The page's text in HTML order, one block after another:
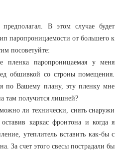
В этом случае будет
паропроницаемости от большего к
посоветуйте:
паропроницаемая у меня
обшивкой со строны помещения.
по Вашему плану, эту пленку мне
там получится лишней?
ли технически, снять снаружи
каркас фронтона и когда я
утеплитель вставить как-бы с
За счет этого свесы пострадали бы